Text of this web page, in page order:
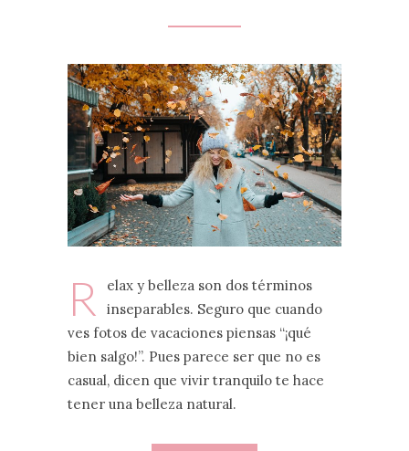
R
elax y belleza son dos términos
inseparables. Seguro que cuando
ves fotos de vacaciones piensas “¡qué
bien salgo!”. Pues parece ser que no es
casual, dicen que vivir tranquilo te hace
tener una belleza natural.